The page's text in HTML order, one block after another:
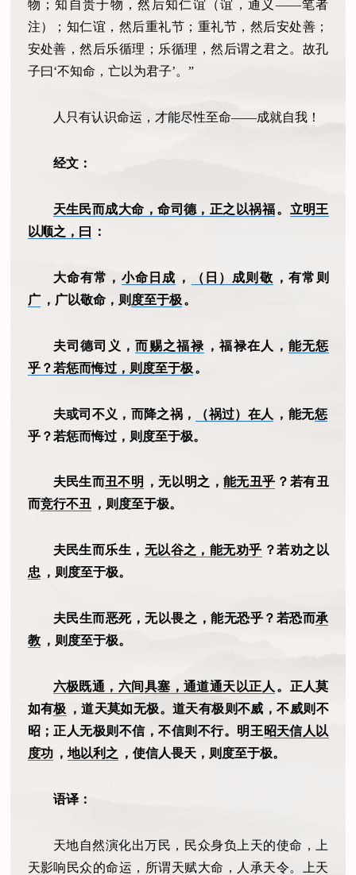
物；知自贵于物，然后知仁谊（谊，通义——笔者
注）；知仁谊，然后重礼节；重礼节，然后安处善；
安处善，然后乐循理；乐循理，然后谓之君之。故孔
子曰‘不知命，亡以为君子’。”
人只有认识命运，才能尽性至命——成就自我！
经文：
天生民而成大命，命司德，正之以祸福。 立明王
以顺之，曰
：
大命有常， 小命日成 ， （日）成则敬 ，有常则
广 ，广以敬命，则 度至于极 。
夫司德司义，而赐之福禄 ，福禄在人， 能无惩
乎？若惩而悔过，则度至于极 。
夫或司不义，而降之祸， （祸过）在人 ，能无惩
乎？若惩而悔过，则度至于极。
夫民生而丑不明 ，无以明之，能无丑乎 ？若有丑
而竞行不丑 ，则度至于极。
夫民生而乐生， 无以谷之，能无劝乎 ？若劝之以
忠 ，则度至于极。
夫民生而恶死，无以畏之，能无恐乎？若恐而承
教 ，则度至于极。
六极既通，六间具塞，通道通天以正人 。正人莫
如有极 ，道天莫如无极。道天有极则不威，不威则不
昭；正人无极则不信，不信则不行。明王 昭天信人以
度功 ， 地以利之 ，使信人畏天，则度至于极。
语译：
天地自然演化出万民，民众身负上天的使命，上
天影响民众的命运，所谓天赋大命，人承天令。上天